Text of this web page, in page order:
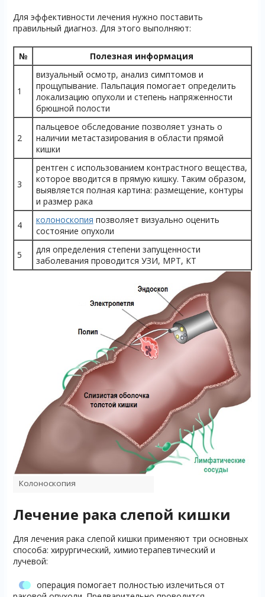
Для эффективности лечения нужно поставить
правильный диагноз. Для этого выполняют:
№ Полезная информация
1
визуальный осмотр, анализ симптомов и
прощупывание. Пальпация помогает определить
локализацию опухоли и степень напряженности
брюшной полости
2
пальцевое обследование позволяет узнать о
наличии метастазирования в области прямой
кишки
3
рентген с использованием контрастного вещества,
которое вводится в прямую кишку. Таким образом,
выявляется полная картина: размещение, контуры
и размер рака
4 колоноскопия позволяет визуально оценить
состояние опухоли
5
для определения степени запущенности
заболевания проводится УЗИ, МРТ, КТ
Колоноскопия
Лечение рака слепой кишки
Для лечения рака слепой кишки применяют три основных
способа: хирургический, химиотерапевтический и
лучевой:
операция помогает полностью излечиться от